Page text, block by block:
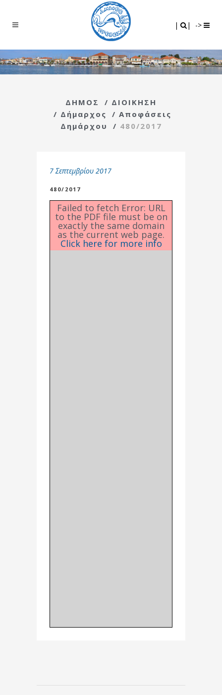
| | ->
ΔΗΜΟΣ / ΔΙΟΙΚΗΣΗ
/ Δήμαρχος / Αποφάσεις
Δημάρχου
/ 480/2017
7 Σεπτεμβρίου 2017
480/2017
Failed to fetch Error: URL
to the PDF file must be on
exactly the same domain
as the current web page.
Click here for more info